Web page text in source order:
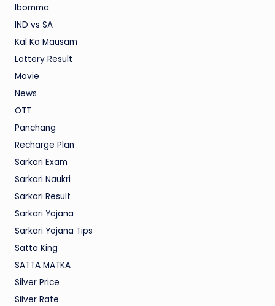
Ibomma
IND vs SA
Kal Ka Mausam
Lottery Result
Movie
News
OTT
Panchang
Recharge Plan
Sarkari Exam
Sarkari Naukri
Sarkari Result
Sarkari Yojana
Sarkari Yojana Tips
Satta King
SATTA MATKA
Silver Price
Silver Rate